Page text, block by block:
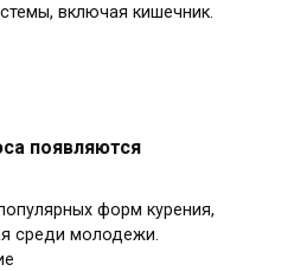
включая кишечник.
появляются
форм курения,
среди молодежи.